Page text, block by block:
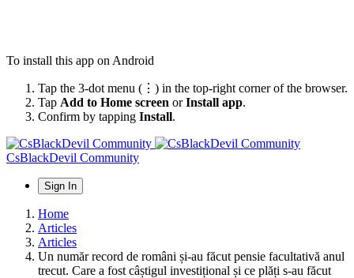
To install this app on Android
Tap the 3-dot menu (⋮) in the top-right corner of the browser.
Tap Add to Home screen orInstall app.
Confirm by tapping Install.
CsBlackDevil Community
Sign In
Home
Articles
Articles
Un număr record de români și-au făcut pensie facultativă anul
trecut. Care a fost câștigul investițional și ce plăți s-au făcut